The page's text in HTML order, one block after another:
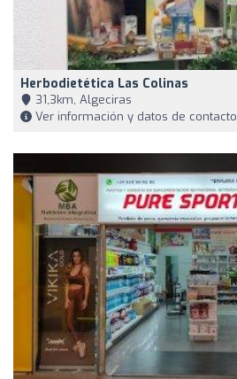
Herbodietética Las Colinas
31,3km, Algeciras
Ver información y datos de contacto